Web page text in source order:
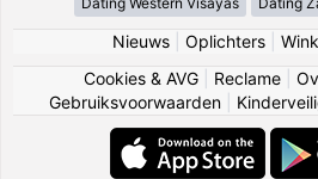
Nieuws| Oplichters|
Cookies & AVG
Reclame
Gebruiksvoorwaarden